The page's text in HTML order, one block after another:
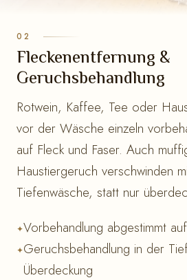
Fleckenentfernung &
Geruchsbehandlung
Rotwein, Kaffee, Tee oder
vor der Wäsche einzeln
auf Fleck und Faser. Auch
Haustiergeruch verschwinden
Tiefenwäsche, statt nur
Vorbehandlung abgestimmt
Geruchsbehandlung in der
Überdeckung